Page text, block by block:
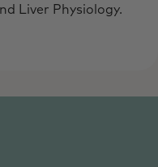
Liver Physiology.